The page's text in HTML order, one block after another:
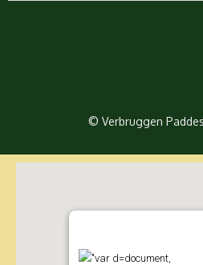
© Verbruggen
"var d=document,